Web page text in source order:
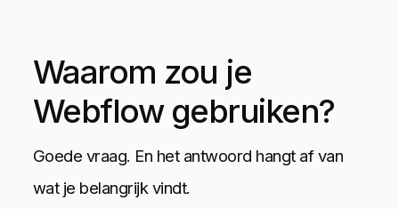
Waarom zou je
Webflow gebruiken?
Goede vraag. En het antwoord hangt af van
wat je belangrijk vindt.